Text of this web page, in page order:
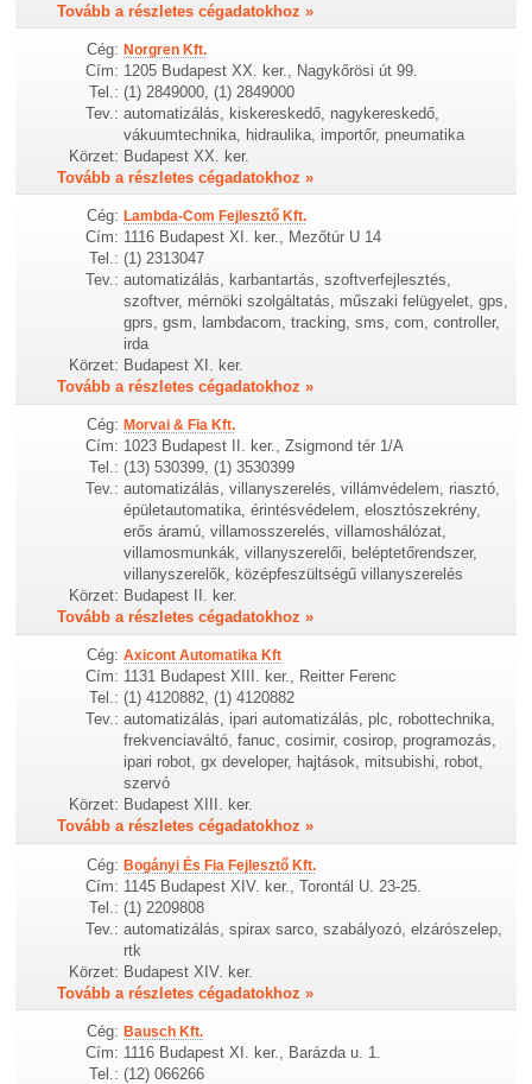
Tovább a részletes cégadatokhoz »
Cég: Norgren Kft.
Cím: 1205 Budapest XX. ker., Nagykőrösi út 99.
Tel.: (1) 2849000, (1) 2849000
Tev.: automatizálás, kiskereskedő, nagykereskedő,
vákuumtechnika, hidraulika, importőr, pneumatika
Körzet: Budapest XX. ker.
Tovább a részletes cégadatokhoz »
Cég: Lambda-Com Fejlesztő Kft.
Cím: 1116 Budapest XI. ker., Mezőtúr U 14
Tel.: (1) 2313047
Tev.: automatizálás, karbantartás, szoftverfejlesztés,
szoftver, mérnöki szolgáltatás, műszaki felügyelet, gps,
gprs, gsm, lambdacom, tracking, sms, com, controller,
irda
Körzet: Budapest XI. ker.
Tovább a részletes cégadatokhoz »
Cég: Morvai & Fia Kft.
Cím: 1023 Budapest II. ker., Zsigmond tér 1/A
Tel.: (13) 530399, (1) 3530399
Tev.: automatizálás, villanyszerelés, villámvédelem, riasztó,
épületautomatika, érintésvédelem, elosztószekrény,
erős áramú, villamosszerelés, villamoshálózat,
villamosmunkák, villanyszerelői, beléptetőrendszer,
villanyszerelők, középfeszültségű villanyszerelés
Körzet: Budapest II. ker.
Tovább a részletes cégadatokhoz »
Cég: Axicont Automatika Kft
Cím: 1131 Budapest XIII. ker., Reitter Ferenc
Tel.: (1) 4120882, (1) 4120882
Tev.: automatizálás, ipari automatizálás, plc, robottechnika,
frekvenciaváltó, fanuc, cosimir, cosirop, programozás,
ipari robot, gx developer, hajtások, mitsubishi, robot,
szervó
Körzet: Budapest XIII. ker.
Tovább a részletes cégadatokhoz »
Cég: Bogányi És Fia Fejlesztő Kft.
Cím: 1145 Budapest XIV. ker., Torontál U. 23-25.
Tel.: (1) 2209808
Tev.: automatizálás, spirax sarco, szabályozó, elzárószelep,
rtk
Körzet: Budapest XIV. ker.
Tovább a részletes cégadatokhoz »
Cég: Bausch Kft.
Cím: 1116 Budapest XI. ker., Barázda u. 1.
Tel.: (12) 066266